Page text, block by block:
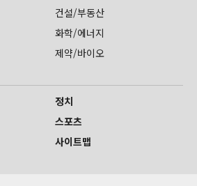
건설/부동산
화학/에너지
제약/바이오
정치
스포츠
사이트맵